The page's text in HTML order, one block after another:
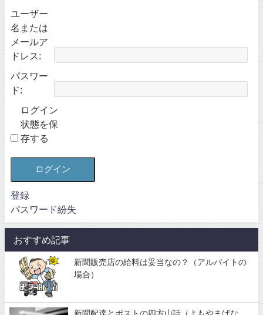
ユーザー
名または
メールア
ドレス:
パスワー
ド:
ログイン
状態を保
存する
ログイン
登録
パスワード紛失
おすすめ記事
新聞販売店の給料は妥当なの？（アルバイトの
場合）
新聞配達とポストの四方山話（よもやまばな